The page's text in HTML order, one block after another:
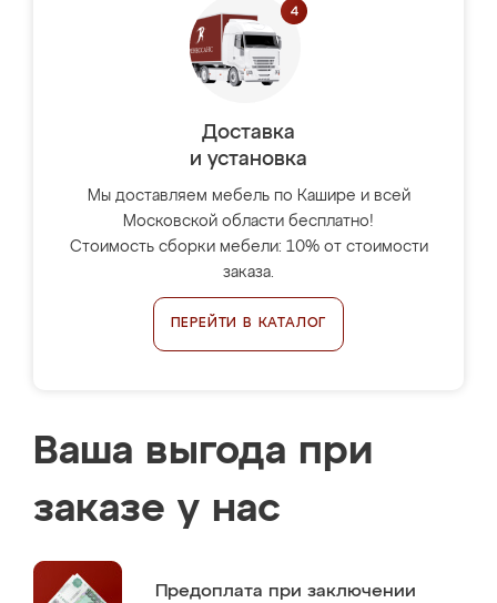
Доставка
и установка
Мы доставляем мебель по Кашире и всей
Московской области бесплатно!
Стоимость сборки мебели: 10% от стоимости
заказа.
ПЕРЕЙТИ В КАТАЛОГ
Ваша выгода при
заказе у нас
Предоплата при заключении